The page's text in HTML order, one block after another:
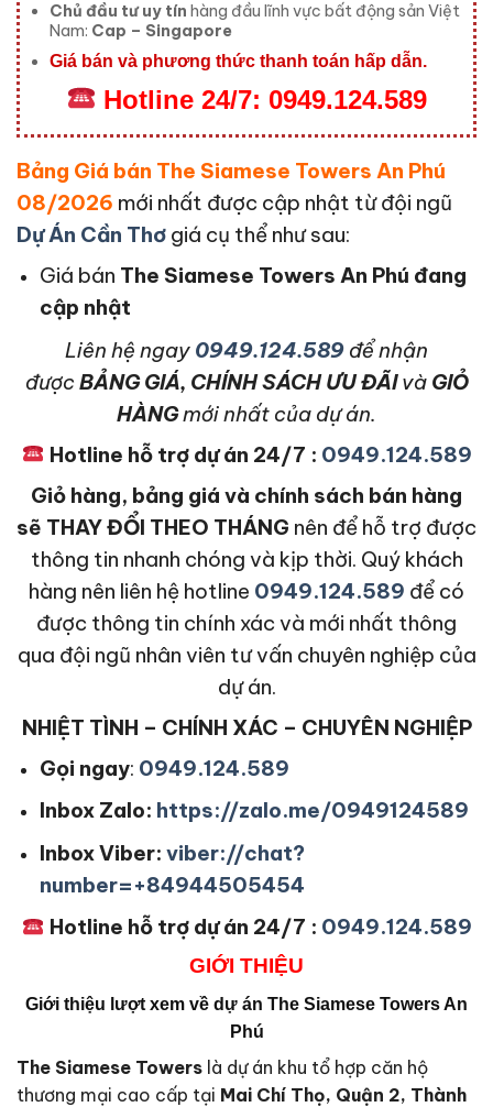
Chủ đầu tư uy tín hàng đầu lĩnh vực bất động sản Việt
Nam: Cap – Singapore
Giá bán và phương thức thanh toán hấp dẫn.
Hotline24/7: 0949.124.589
Bảng Giá bán The Siamese Towers An Phú
08/2026 mới nhất được cập nhật từ đội ngũ
Dự Án Cần Thơ giá cụ thể như sau:
Giá bán The Siamese Towers An Phú đang
cập nhật
Liên hệ ngay 0949.124.589 để nhận
được BẢNG GIÁ, CHÍNH SÁCH ƯU ĐÃIvàGIỎ
HÀNGmới nhất của dự án.
Hotline hỗ trợ dự án 24/7 : 0949.124.589
Giỏ hàng, bảng giá và chính sách bán hàng
sẽ THAY ĐỔI THEO THÁNG nên để hỗ trợ được
thông tin nhanh chóng và kịp thời. Quý khách
hàng nên liên hệ hotline 0949.124.589 để có
được thông tin chính xác và mới nhất thông
qua đội ngũ nhân viên tư vấn chuyên nghiệp của
dự án.
NHIỆT TÌNH – CHÍNH XÁC – CHUYÊN NGHIỆP
Gọi ngay: 0949.124.589
Inbox Zalo: https://zalo.me/0949124589
Inbox Viber: viber://chat?
number=+84944505454
Hotline hỗ trợ dự án 24/7 : 0949.124.589
GIỚI THIỆU
Giới thiệu lượt xem về dự án The Siamese Towers An
Phú
The Siamese Towers là dự án khu tổ hợp căn hộ
thương mại cao cấp tại Mai Chí Thọ, Quận 2, Thành